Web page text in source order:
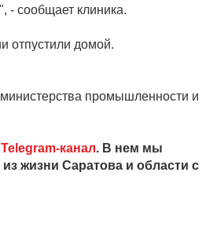
", - сообщает клиника.
отпустили домой.
промышленности и
Telegram-канал. В нем мы
жизни Саратова и области с